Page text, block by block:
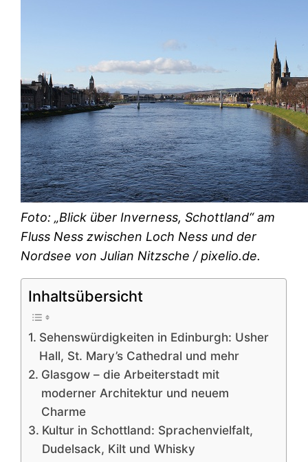
Foto: „Blick über Inverness, Schottland“ am
Fluss Ness zwischen Loch Ness und der
Nordsee von Julian Nitzsche / pixelio.de.
Inhaltsübersicht
Sehenswürdigkeiten in Edinburgh: Usher
Hall, St. Mary’s Cathedral und mehr
Glasgow – die Arbeiterstadt mit
moderner Architektur und neuem
Charme
Kultur in Schottland: Sprachenvielfalt,
Dudelsack, Kilt und Whisky